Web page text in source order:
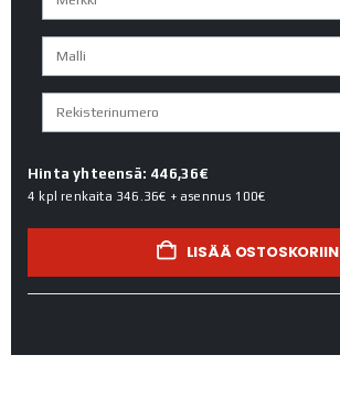
Hinta yhteensä: 446,36€
4 kpl renkaita 346.36€ + asennus 100€
LISÄÄ OSTOSKORIIN